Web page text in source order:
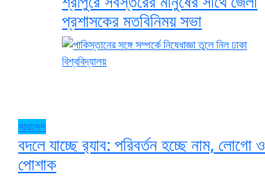
প্রশাসকের মতবিনিময় সভা
সারাদেশ
বদলে যাচ্ছে র‌্যাব: পরিবর্তন হচ্ছে নাম, লোগো ও
পোশাক